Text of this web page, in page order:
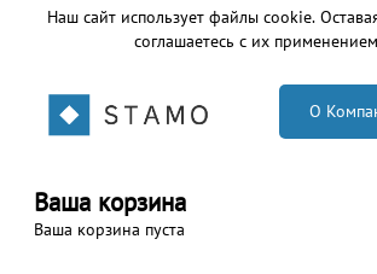
Наш сайт использует файлы cookie.
соглашаетесь с их
О
Ваша корзина
Ваша корзина пуста